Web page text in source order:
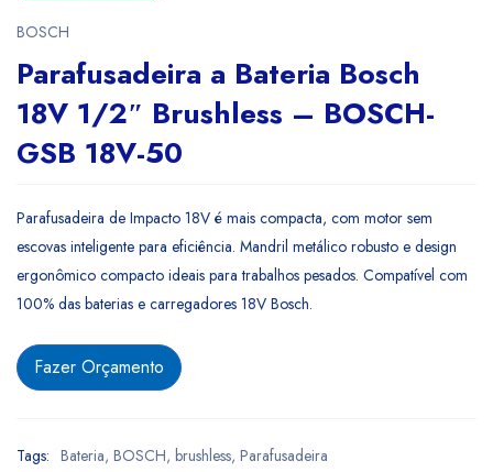
BOSCH
Parafusadeira a Bateria Bosch
18V 1/2″ Brushless – BOSCH-
GSB 18V-50
Parafusadeira de Impacto 18V é mais compacta, com motor sem
escovas inteligente para eficiência. Mandril metálico robusto e design
ergonômico compacto ideais para trabalhos pesados. Compatível com
100% das baterias e carregadores 18V Bosch.
Fazer Orçamento
Tags: Bateria, BOSCH, brushless, Parafusadeira